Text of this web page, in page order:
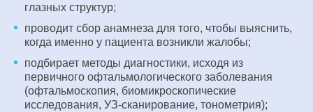
глазных структур;
проводит сбор анамнеза для того, чтобы выяснить,
когда именно у пациента возникли жалобы;
подбирает методы диагностики, исходя из
первичного офтальмологического заболевания
(офтальмоскопия, биомикроскопические
исследования, УЗ-сканирование, тонометрия);